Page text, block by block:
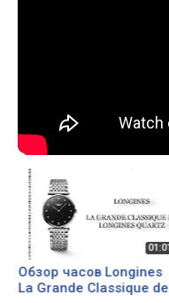
Обзор часов Longines
La Grande Classique de